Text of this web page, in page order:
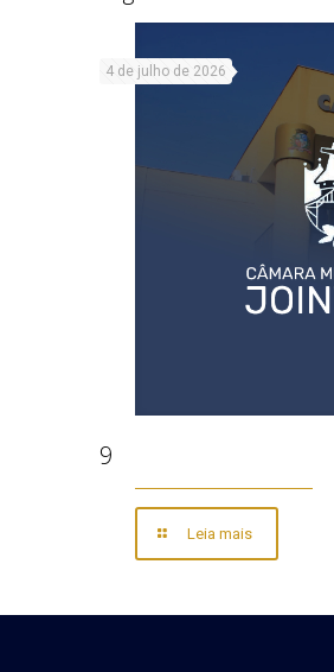
4 de julho de 2026
9
Leia mais